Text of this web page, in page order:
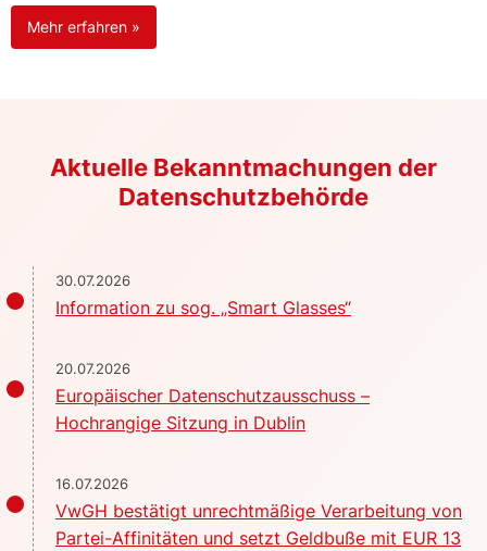
Mehr erfahren »
Aktuelle Bekanntmachungen der
Datenschutzbehörde
30.07.2026
Information zu sog. „Smart Glasses“
20.07.2026
Europäischer Datenschutzausschuss –
Hochrangige Sitzung in Dublin
16.07.2026
VwGH bestätigt unrechtmäßige Verarbeitung von
Partei-Affinitäten und setzt Geldbuße mit EUR 13